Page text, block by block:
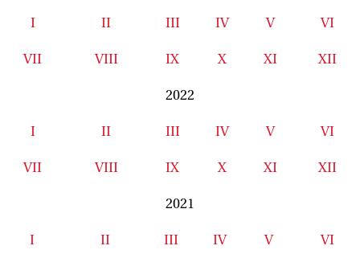
I II III IV V VI
VII VIII IX X XI XII
2022
I II III IV V VI
VII VIII IX X XI XII
2021
I II III IV V VI